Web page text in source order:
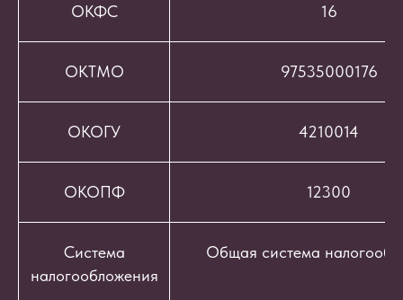
ОКФС 16
ОКТМО 97535000176
ОКОГУ 4210014
ОКОПФ 12300
Система
налогообложения
Общая система